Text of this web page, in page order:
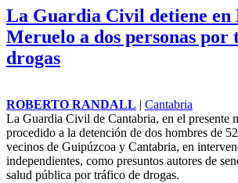
La Guardia Civil detiene en
Meruelo a dos personas por
drogas
ROBERTO RANDALL
Cantabria
La Guardia Civil de Cantabria, en el presente
procedido a la detención de dos hombres de
vecinos de Guipúzcoa y Cantabria, en
independientes, como presuntos autores de
salud pública por tráfico de drogas.